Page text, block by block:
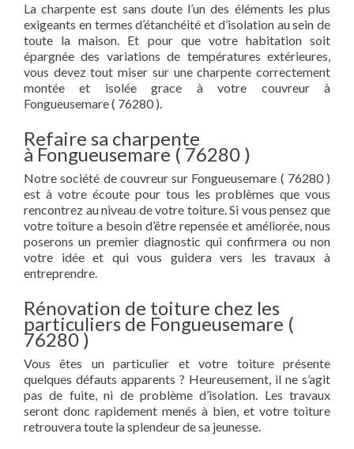
La charpente est sans doute l’un des éléments les plus
exigeants en termes d’étanchéité et d’isolation au sein de
toute la maison. Et pour que votre habitation soit
épargnée des variations de températures extérieures,
vous devez tout miser sur une charpente correctement
montée et isolée grace à votre couvreur à
Fongueusemare ( 76280 ).
Refaire sa charpente
à Fongueusemare ( 76280 )
Notre société de couvreur sur Fongueusemare ( 76280 )
est à votre écoute pour tous les problèmes que vous
rencontrez au niveau de votre toiture. Si vous pensez que
votre toiture a besoin d’être repensée et améliorée, nous
poserons un premier diagnostic qui confirmera ou non
votre idée et qui vous guidera vers les travaux à
entreprendre.
Rénovation de toiture chez les
particuliers de Fongueusemare (
76280 )
Vous êtes un particulier et votre toiture présente
quelques défauts apparents ? Heureusement, il ne s’agit
pas de fuite, ni de problème d’isolation. Les travaux
seront donc rapidement menés à bien, et votre toiture
retrouvera toute la splendeur de sa jeunesse.